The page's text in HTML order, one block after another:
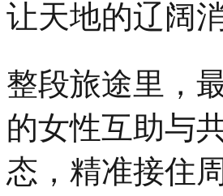
让天地的辽阔
整段旅途里，
的女性互助与
态，精准接住